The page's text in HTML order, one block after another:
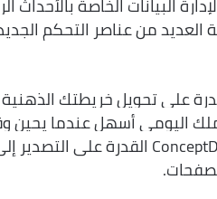
العديد من عناصر التحكم
اليومي أسهل عندما